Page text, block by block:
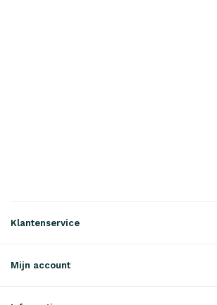
Klantenservice
Mijn account